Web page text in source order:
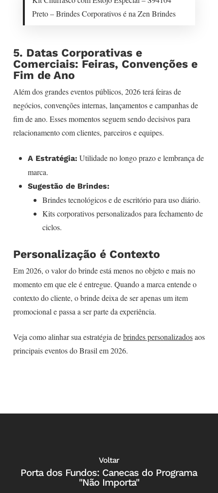
Preto – Brindes Corporativos é na Zen Brindes
5. Datas Corporativas e
Comerciais: Feiras, Convenções e
Fim de Ano
Além dos grandes eventos públicos, 2026 terá feiras de
negócios, convenções internas, lançamentos e campanhas de
fim de ano. Esses momentos seguem sendo decisivos para
relacionamento com clientes, parceiros e equipes.
A Estratégia: Utilidade no longo prazo e lembrança de
marca.
Sugestão de Brindes:
Brindes tecnológicos e de escritório para uso diário.
Kits corporativos personalizados para fechamento de
ciclos.
Personalização é Contexto
Em 2026, o valor do brinde está menos no objeto e mais no
momento em que ele é entregue. Quando a marca entende o
contexto do cliente, o brinde deixa de ser apenas um item
promocional e passa a ser parte da experiência.
Veja como alinhar sua estratégia debrindes personalizadosaos
principais eventos do Brasil em 2026.
Voltar
Porta dos Fundos: Canecas do Programa
"Não Importa"